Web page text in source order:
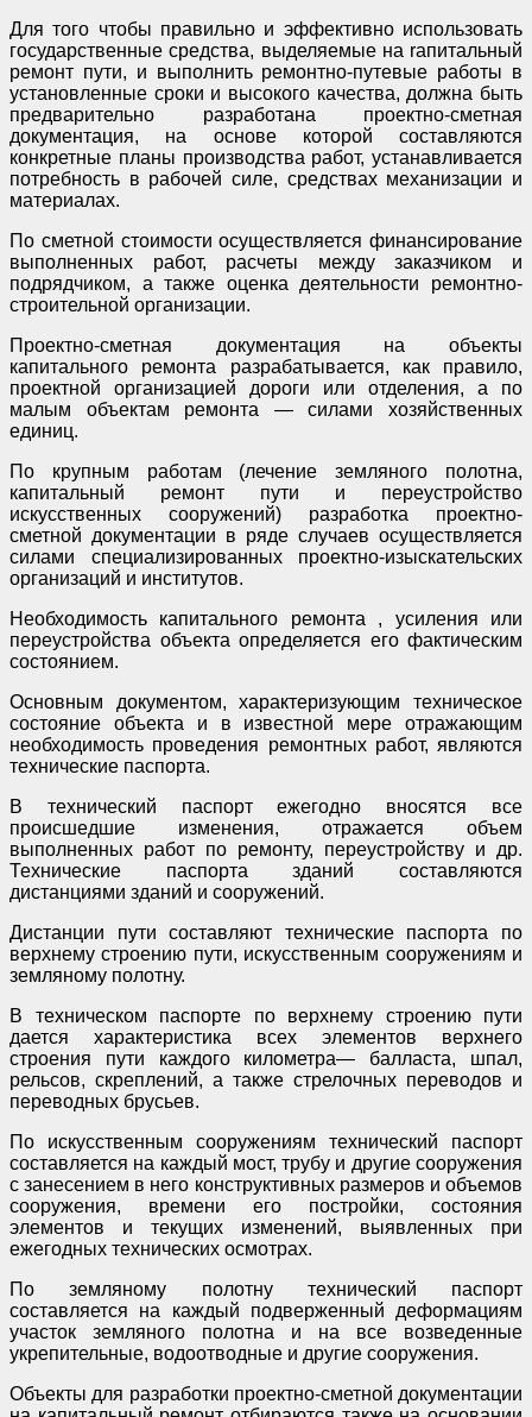
Для того чтобы правильно и эффективно использовать
государственные средства, выделяемые на rапитальный
ремонт пути, и выполнить ремонтно-путевые работы в
установленные сроки и высокого качества, должна быть
предварительно разработана проектно-сметная
документация, на основе которой составляются
конкретные планы производства работ, устанавливается
потребность в рабочей силе, средствах механизации и
материалах.
По сметной стоимости осуществляется финансирование
выполненных работ, расчеты между заказчиком и
подрядчиком, а также оценка деятельности ремонтно-
строительной организации.
Проектно-сметная документация на объекты
капитального ремонта разрабатывается, как правило,
проектной организацией дороги или отделения, а по
малым объектам ремонта — силами хозяйственных
единиц.
По крупным работам (лечение земляного полотна,
капитальный ремонт пути и переустройство
искусственных сооружений) разработка проектно-
сметной документации в ряде случаев осуществляется
силами специализированных проектно-изыскательских
организаций и институтов.
Необходимость капитального ремонта , усиления или
переустройства объекта определяется его фактическим
состоянием.
Основным документом, характеризующим техническое
состояние объекта и в известной мере отражающим
необходимость проведения ремонтных работ, являются
технические паспорта.
В технический паспорт ежегодно вносятся все
происшедшие изменения, отражается объем
выполненных работ по ремонту, переустройству и др.
Технические паспорта зданий составляются
дистанциями зданий и сооружений.
Дистанции пути составляют технические паспорта по
верхнему строению пути, искусственным сооружениям и
земляному полотну.
В техническом паспорте по верхнему строению пути
дается характеристика всех элементов верхнего
строения пути каждого километра— балласта, шпал,
рельсов, скреплений, а также стрелочных переводов и
переводных брусьев.
По искусственным сооружениям технический паспорт
составляется на каждый мост, трубу и другие сооружения
с занесением в него конструктивных размеров и объемов
сооружения, времени его постройки, состояния
элементов и текущих изменений, выявленных при
ежегодных технических осмотрах.
По земляному полотну технический паспорт
составляется на каждый подверженный деформациям
участок земляного полотна и на все возведенные
укрепительные, водоотводные и другие сооружения.
Объекты для разработки проектно-сметной документации